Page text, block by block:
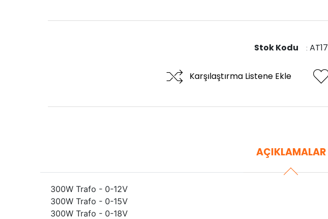
Stok Kodu : AT17
Karşılaştırma Listene Ekle
AÇIKLAMALAR
300W Trafo - 0-12V
300W Trafo - 0-15V
300W Trafo - 0-18V